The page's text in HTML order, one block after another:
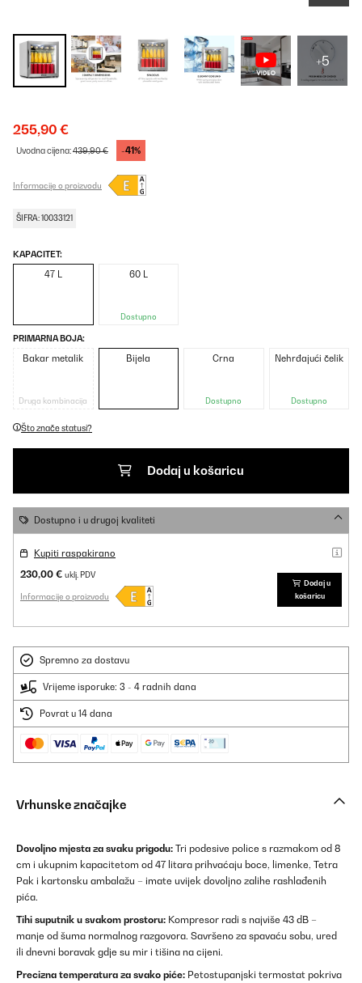
+5
255,90 €
Uvodna cijena:439,90 € -41%
Informacije o proizvodu
ŠIFRA: 10033121
KAPACITET:
47 L 60 L
Dostupno
PRIMARNA BOJA:
Bakar metalik
Druga kombinacija
Bijela Crna
Dostupno
Nehrđajući čelik
Dostupno
Što znače statusi?
Dodaj u košaricu
Dostupno i u drugoj kvaliteti
Kupiti raspakirano
230,00 € uklj. PDV
Informacije o proizvodu
Dodaj u
košaricu
Spremno za dostavu
Vrijeme isporuke: 3 - 4 radnih dana
Povrat u 14 dana
Vrhunske značajke
Dovoljno mjesta za svaku prigodu: Tri podesive police s razmakom od 8
cm i ukupnim kapacitetom od 47 litara prihvaćaju boce, limenke, Tetra
Pak i kartonsku ambalažu – imate uvijek dovoljno zalihe rashlađenih
pića.
Tihi suputnik u svakom prostoru: Kompresor radi s najviše 43 dB –
manje od šuma normalnog razgovora. Savršeno za spavaću sobu, ured
ili dnevni boravak gdje su mir i tišina na cijeni.
Precizna temperatura za svako piće: Petostupanjski termostat pokriva